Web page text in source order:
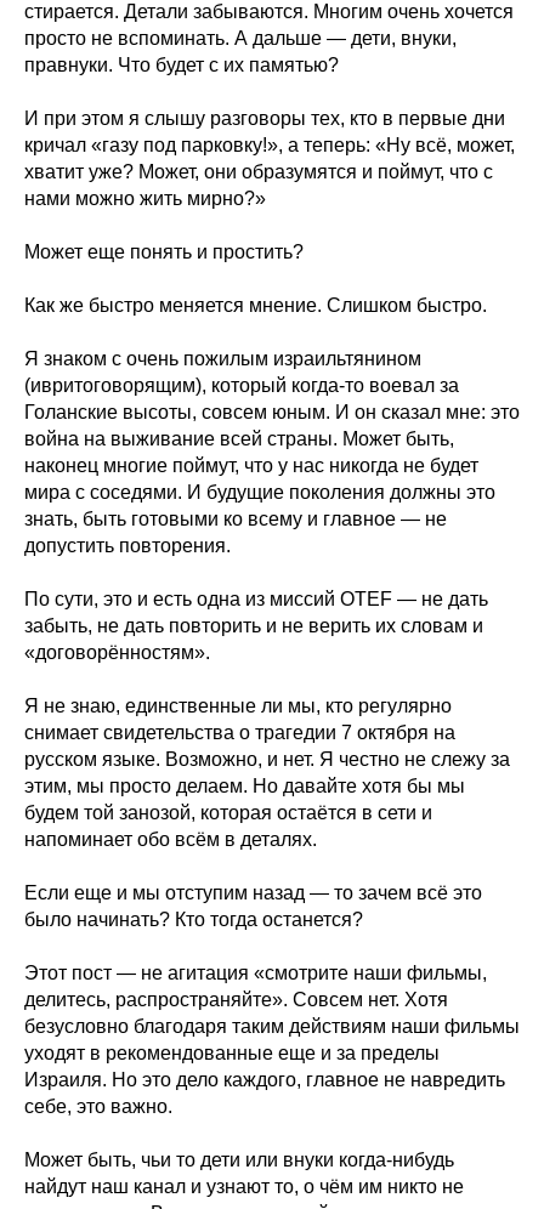
стирается. Детали забываются. Многим очень хочется
просто не вспоминать. А дальше — дети, внуки,
правнуки. Что будет с их памятью?
И при этом я слышу разговоры тех, кто в первые дни
кричал «газу под парковку!», а теперь: «Ну всё, может,
хватит уже? Может, они образумятся и поймут, что с
нами можно жить мирно?»
Может еще понять и простить?
Как же быстро меняется мнение. Слишком быстро.
Я знаком с очень пожилым израильтянином
(ивритоговорящим), который когда-то воевал за
Голанские высоты, совсем юным. И он сказал мне: это
война на выживание всей страны. Может быть,
наконец многие поймут, что у нас никогда не будет
мира с соседями. И будущие поколения должны это
знать, быть готовыми ко всему и главное — не
допустить повторения.
По сути, это и есть одна из миссий OTEF — не дать
забыть, не дать повторить и не верить их словам и
«договорённостям».
Я не знаю, единственные ли мы, кто регулярно
снимает свидетельства о трагедии 7 октября на
русском языке. Возможно, и нет. Я честно не слежу за
этим, мы просто делаем. Но давайте хотя бы мы
будем той занозой, которая остаётся в сети и
напоминает обо всём в деталях.
Если еще и мы отступим назад — то зачем всё это
было начинать? Кто тогда останется?
Этот пост — не агитация «смотрите наши фильмы,
делитесь, распространяйте». Совсем нет. Хотя
безусловно благодаря таким действиям наши фильмы
уходят в рекомендованные еще и за пределы
Израиля. Но это дело каждого, главное не навредить
себе, это важно.
Может быть, чьи то дети или внуки когда-нибудь
найдут наш канал и узнают то, о чём им никто не